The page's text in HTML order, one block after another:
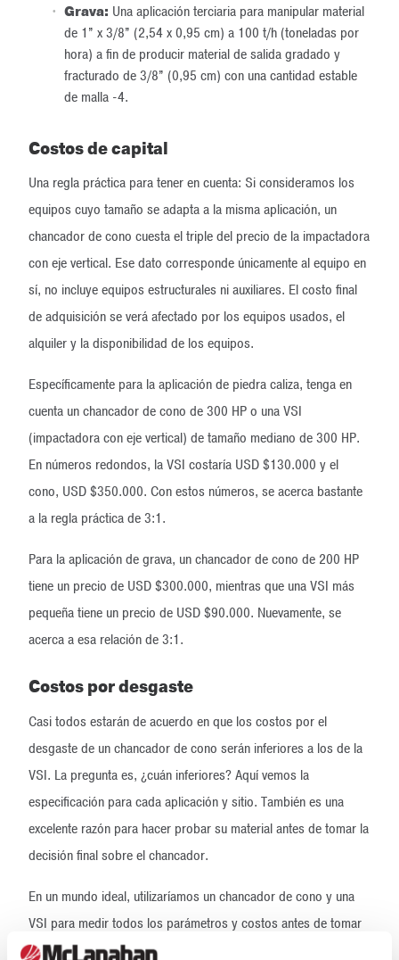
Grava: Una aplicación terciaria para manipular material
de 1” x 3/8” (2,54 x 0,95 cm) a 100 t/h (toneladas por
hora) a fin de producir material de salida gradado y
fracturado de 3/8” (0,95 cm) con una cantidad estable
de malla -4.
Costos de capital
Una regla práctica para tener en cuenta: Si consideramos los
equipos cuyo tamaño se adapta a la misma aplicación, un
chancador de cono cuesta el triple del precio de la impactadora
con eje vertical. Ese dato corresponde únicamente al equipo en
sí, no incluye equipos estructurales ni auxiliares. El costo final
de adquisición se verá afectado por los equipos usados, el
alquiler y la disponibilidad de los equipos.
Específicamente para la aplicación de piedra caliza, tenga en
cuenta un chancador de cono de 300 HP o una VSI
(impactadora con eje vertical) de tamaño mediano de 300 HP.
En números redondos, la VSI costaría USD $130.000 y el
cono, USD $350.000. Con estos números, se acerca bastante
a la regla práctica de 3:1.
Para la aplicación de grava, un chancador de cono de 200 HP
tiene un precio de USD $300.000, mientras que una VSI más
pequeña tiene un precio de USD $90.000. Nuevamente, se
acerca a esa relación de 3:1.
Costos por desgaste
Casi todos estarán de acuerdo en que los costos por el
desgaste de un chancador de cono serán inferiores a los de la
VSI. La pregunta es, ¿cuán inferiores? Aquí vemos la
especificación para cada aplicación y sitio. También es una
excelente razón para hacer probar su material antes de tomar la
decisión final sobre el chancador.
En un mundo ideal, utilizaríamos un chancador de cono y una
VSI para medir todos los parámetros y costos antes de tomar
la decisión, pero eso no siempre es práctico. Es el momento en